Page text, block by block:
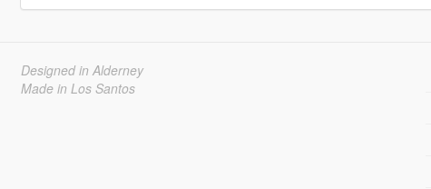
Designed in Alderney
Made in Los Santos